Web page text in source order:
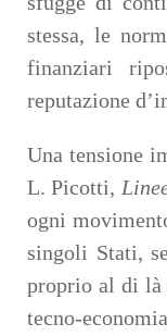
stessa, le
finanziari
reputazione
Una tensione
L. Picotti,
ogni
singoli Stati,
proprio al di là
tecno-